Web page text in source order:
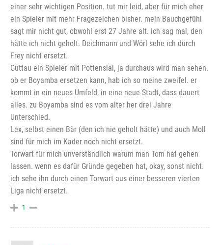
einer sehr wichtigen Position. tut mir leid, aber für mich eher
ein Spieler mit mehr Fragezeichen bisher. mein Bauchgefühl
sagt mir nicht gut, obwohl erst 27 Jahre alt. ich sag mal, den
hätte ich nicht geholt. Deichmann und Wörl sehe ich durch
Frey nicht ersetzt.
Guttau ein Spieler mit Pottensial, ja durchaus wird man sehen.
ob er Boyamba ersetzen kann, hab ich so meine zweifel. er
kommt in ein neues Umfeld, in eine neue Stadt, dass dauert
alles. zu Boyamba sind es vom alter her drei Jahre
Unterschied.
Lex, selbst einen Bär (den ich nie geholt hätte) und auch Moll
sind für mich im Kader noch nicht ersetzt.
Torwart für mich unverständlich warum man Tom hat gehen
lassen. wenn es dafür Gründe gegeben hat, okay, sonst nicht.
ich sehe ihn durch einen Torwart aus einer besseren vierten
Liga nicht ersetzt.
1